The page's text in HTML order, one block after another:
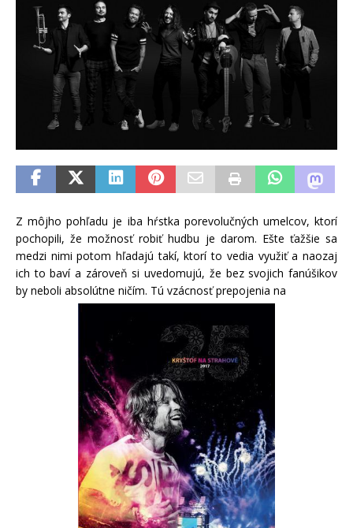
Z môjho pohľadu je iba hŕstka porevolučných umelcov, ktorí
pochopili, že možnosť robiť hudbu je darom. Ešte ťažšie sa
medzi nimi potom hľadajú takí, ktorí to vedia využiť a naozaj
ich to baví a zároveň si uvedomujú, že bez svojich fanúšikov
by neboli absolútne ničím. Tú vzácnosť prepojenia na